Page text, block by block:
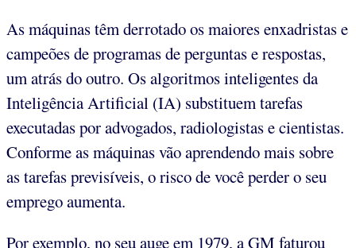
As máquinas têm derrotado os maiores enxadristas e
campeões de programas de perguntas e respostas,
um atrás do outro. Os algoritmos inteligentes da
Inteligência Artificial (IA) substituem tarefas
executadas por advogados, radiologistas e cientistas.
Conforme as máquinas vão aprendendo mais sobre
as tarefas previsíveis, o risco de você perder o seu
emprego aumenta.
Por exemplo, no seu auge em 1979, a GM faturou